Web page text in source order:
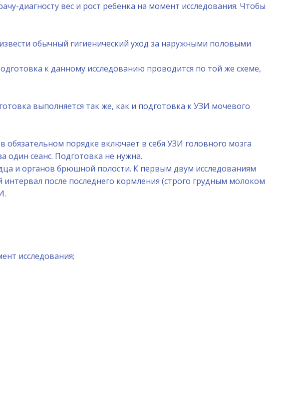
диагносту вес и рост ребенка на момент исследования. Чтобы
обычный гигиенический уход за наружными половыми
к данному исследованию проводится по той же схеме,
выполняется так же, как и подготовка к УЗИ мочевого
порядке включает в себя УЗИ головного мозга
один сеанс. Подготовка не нужна.
и органов брюшной полости. К первым двум исследованиям
после последнего кормления (строго грудным молоком
исследования;